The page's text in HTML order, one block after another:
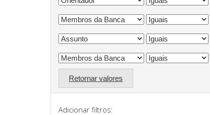
Retornar valores
Adicionar filtros: